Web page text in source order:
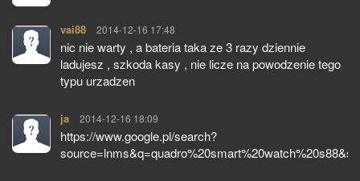
vai88 pisze:
2014-12-16 17:48
nic nie warty , a bateria taka ze 3 razy dziennie
ladujesz , szkoda kasy , nie licze na powodzenie tego
typu urzadzen
ja pisze:
2014-12-16 18:09
https://www.google.pl/search?